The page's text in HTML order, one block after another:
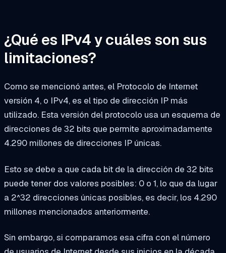
¿Qué es IPv4 y cuáles son sus
limitaciones?
Como se mencionó antes, el Protocolo de Internet
versión 4, o IPv4, es el tipo de dirección IP más
utilizado. Esta versión del protocolo usa un esquema de
direcciones de 32 bits que permite aproximadamente
4.290 millones de direcciones IP únicas.
Esto se debe a que cada bit de la dirección de 32 bits
puede tener dos valores posibles: 0 o 1, lo que da lugar
a 2^32 direcciones únicas posibles, es decir, los 4.290
millones mencionados anteriormente.
Sin embargo, si comparamos esa cifra con el número